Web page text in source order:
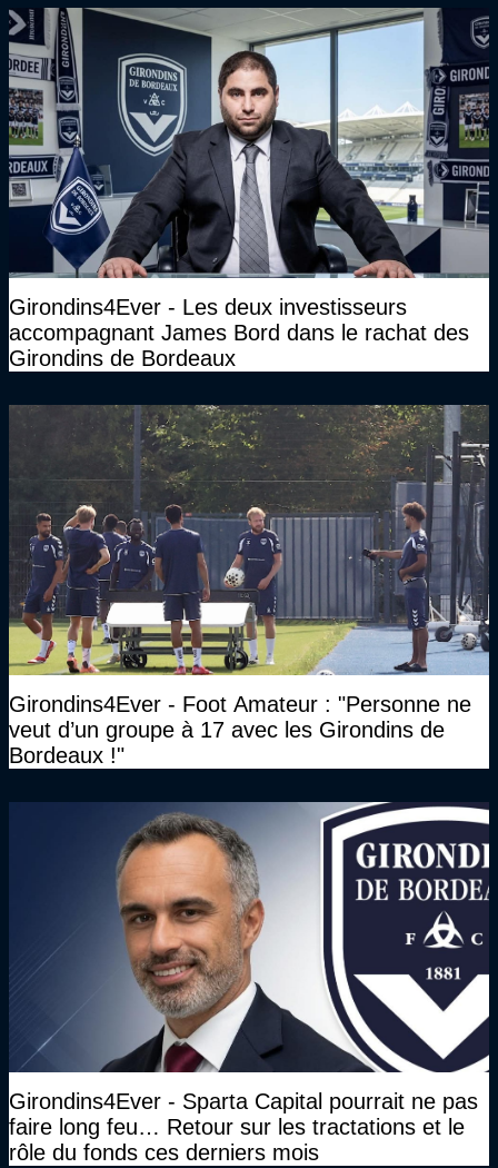
Girondins4Ever - Les deux investisseurs
accompagnant James Bord dans le rachat des
Girondins de Bordeaux
Girondins4Ever - Foot Amateur : "Personne ne
veut d’un groupe à 17 avec les Girondins de
Bordeaux !"
Girondins4Ever - Sparta Capital pourrait ne pas
faire long feu… Retour sur les tractations et le
rôle du fonds ces derniers mois